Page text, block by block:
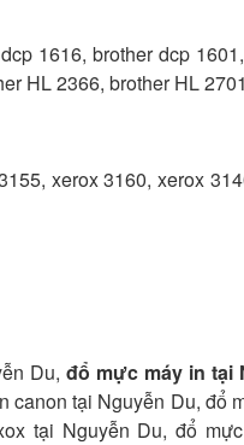
1616, brother dcp
HL 2366, brother HL
xerox 3160, xerox
Du, đổ mực máy in tại
canon tại Nguyễn Du, đổ
tại Nguyễn Du, đổ